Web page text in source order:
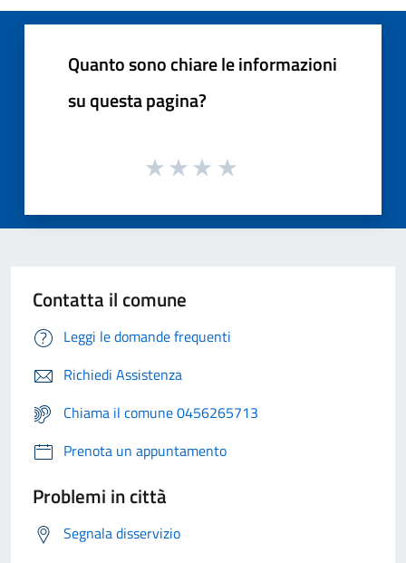
Quanto sono chiare le informazioni
su questa pagina?
Contatta il comune
Leggi le domande frequenti
Richiedi Assistenza
Chiama il comune 0456265713
Prenota un appuntamento
Problemi in città
Segnala disservizio